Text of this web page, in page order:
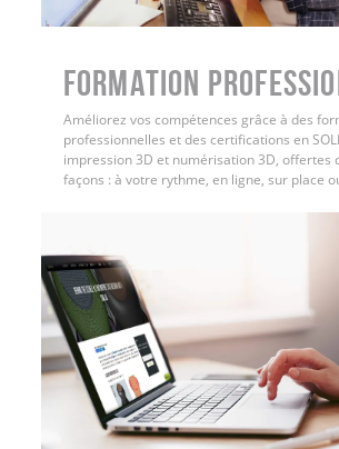
FORMATION
Améliorez vos compétences grâce à des
professionnelles et des certifications en
impression 3D et numérisation 3D, offertes
façons : à votre rythme, en ligne, sur place